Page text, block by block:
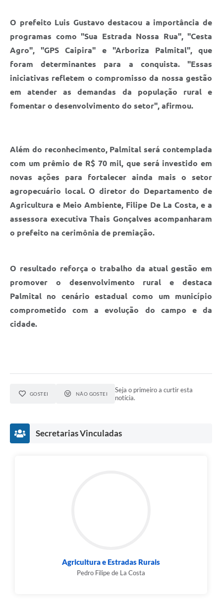
O prefeito Luis Gustavo destacou a importância de
programas como "Sua Estrada Nossa Rua", "Cesta
Agro", "GPS Caipira" e "Arboriza Palmital", que
foram determinantes para a conquista. "Essas
iniciativas refletem o compromisso da nossa gestão
em atender as demandas da população rural e
fomentar o desenvolvimento do setor", afirmou.
Além do reconhecimento, Palmital será contemplada
com um prêmio de R$ 70 mil, que será investido em
novas ações para fortalecer ainda mais o setor
agropecuário local. O diretor do Departamento de
Agricultura e Meio Ambiente, Filipe De La Costa, e a
assessora executiva Thais Gonçalves acompanharam
o prefeito na cerimônia de premiação.
O resultado reforça o trabalho da atual gestão em
promover o desenvolvimento rural e destaca
Palmital no cenário estadual como um município
comprometido com a evolução do campo e da
cidade.
GOSTEI NÃO GOSTEI
Seja o primeiro a curtir esta
notícia.
Secretarias Vinculadas
Agricultura e Estradas Rurais
Pedro Filipe de La Costa